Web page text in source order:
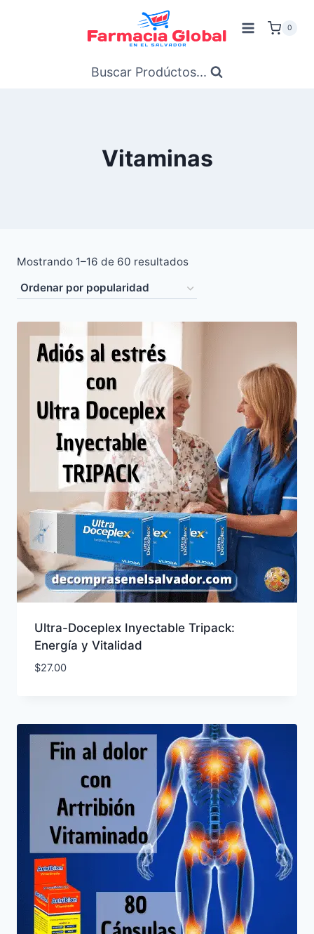
0
Buscar Prodúctos...
Vitaminas
Mostrando 1–16 de 60 resultadosOrdenado
popularidad
Ultra-Doceplex Inyectable Tripack:
Energía y Vitalidad
$27.00